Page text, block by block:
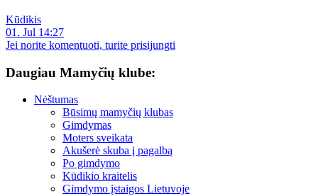
Kūdikis
01. Jul 14:27
Jei norite komentuoti, turite prisijungti
Daugiau Mamyčių klube:
Nėštumas
Būsimų mamyčių klubas
Gimdymas
Moters sveikata
Akušerė skuba į pagalbą
Po gimdymo
Kūdikio kraitelis
Gimdymo įstaigos Lietuvoje